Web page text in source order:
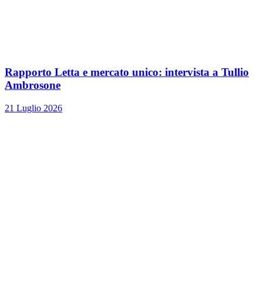
Rapporto Letta e mercato unico: intervista a Tullio
Ambrosone
21 Luglio 2026